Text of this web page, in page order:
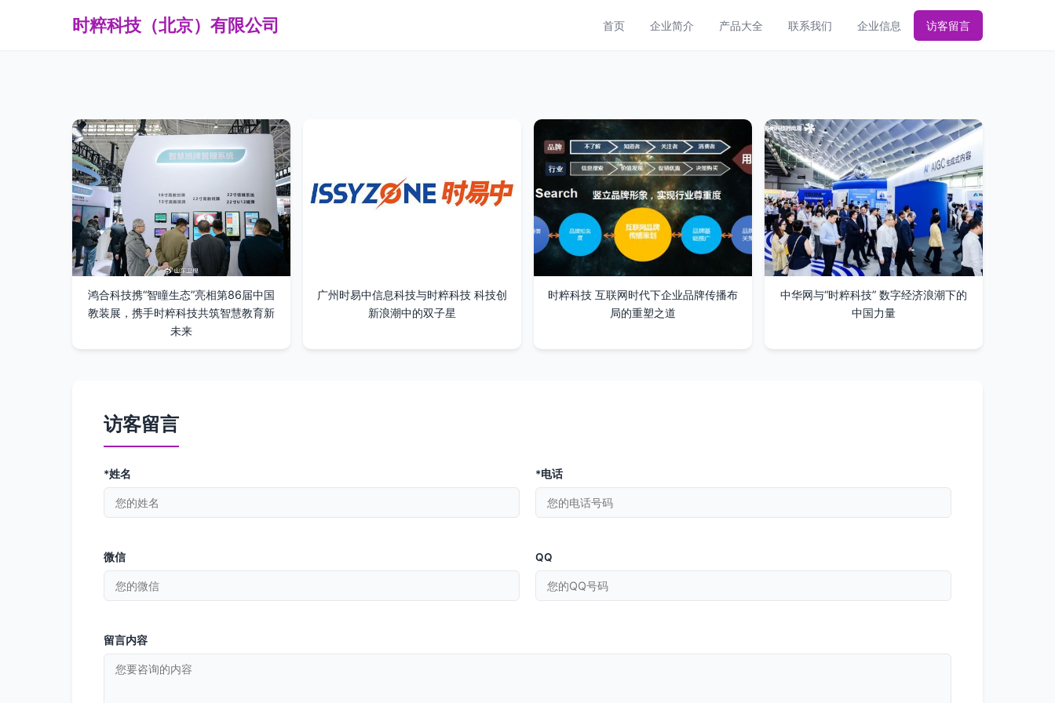
时粹科技（北京）有限公司 首页 企业简介 产品大全 联系我们 企业信息 访客留言
鸿合科技携“智瞳生态”亮相第86届中国
教装展，携手时粹科技共筑智慧教育新
未来
广州时易中信息科技与时粹科技 科技创
新浪潮中的双子星
时粹科技 互联网时代下企业品牌传播布
局的重塑之道
中华网与“时粹科技” 数字经济浪潮下的
中国力量
访客留言
*姓名 *电话
微信 QQ
留言内容